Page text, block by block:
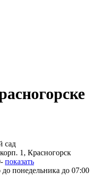
сад
1, Красногорск
показать
до понедельника до 07:00